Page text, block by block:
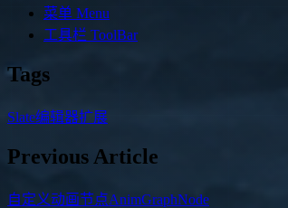
菜单 Menu
工具栏 ToolBar
Tags
Slate编辑器扩展
Previous Article
自定义动画节点AnimGraphNode